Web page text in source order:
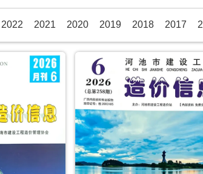
2022 2021 2020 2019 2018 2017